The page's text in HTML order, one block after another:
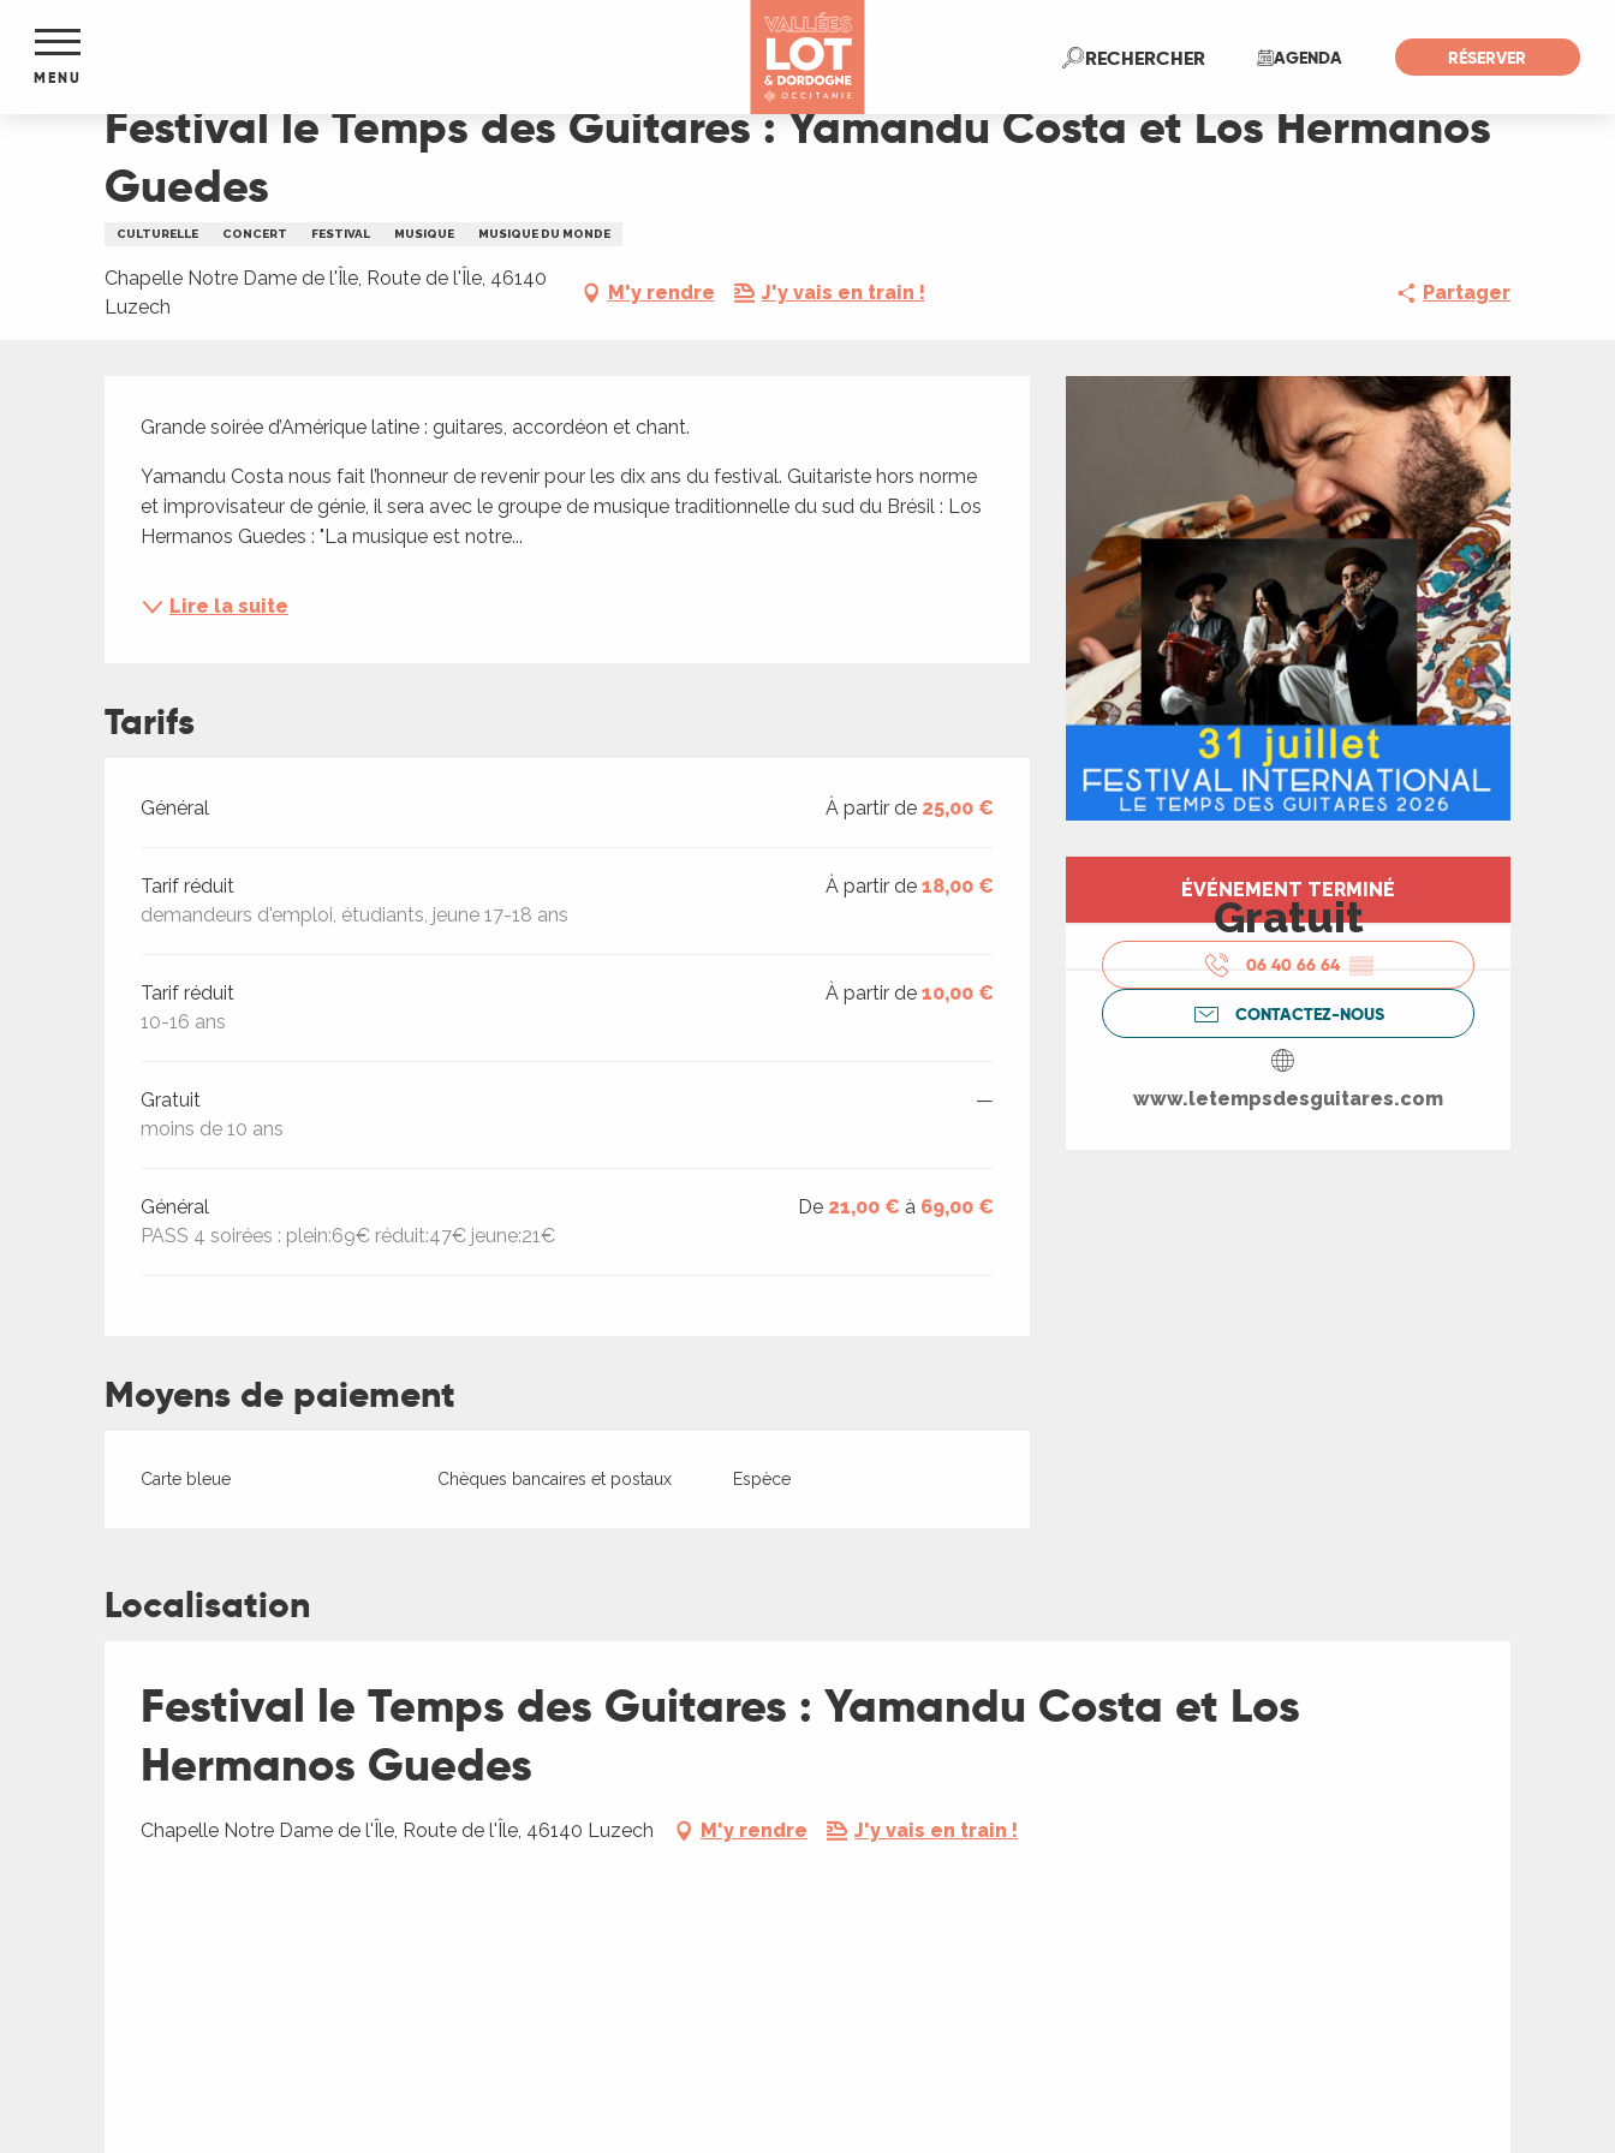
contenu
AGENDA RÉSERVER
RECHERCHERRecherche
MENU
Festival le Temps des Guitares : Yamandu Costa et Los Hermanos Guedes
Festival le Temps des Guitares : Yamandu Costa et Los Hermanos
Guedes
CULTURELLE CONCERT FESTIVAL MUSIQUE MUSIQUE DU MONDE
Chapelle Notre Dame de l'Île, Route de l'Île, 46140
Luzech
M'y rendre J'y vais en train ! Partager
Ouverture et
ÉVÉNEMENT TERMINÉ
Gratuit
06 40 66 64 ▒▒
CONTACTEZ-NOUS
www.letempsdesguitares.com
Description
Grande soirée d’Amérique latine : guitares, accordéon et chant.
Yamandu Costa nous fait l’honneur de revenir pour les dix ans du festival. Guitariste hors norme
et improvisateur de génie, il sera avec le groupe de musique traditionnelle du sud du Brésil : Los
Hermanos Guedes : "La musique est notre...
Lire la suite
Tarifs
Tarifs 2026
Général À partir de 25,00 €
Tarif réduit
demandeurs d'emploi, étudiants, jeune 17-18 ans
À partir de18,00 €
Tarif réduit
10-16 ans
À partir de10,00 €
Gratuit
moins de 10 ans
—
Général
PASS 4 soirées : plein:69€ réduit:47€ jeune:21€
De 21,00 € à 69,00 €
Moyens de paiement
Carte bleue Chèques bancaires et postaux Espèce
Localisation
Festival le Temps des Guitares : Yamandu Costa et Los
Hermanos Guedes
Chapelle Notre Dame de l'Île, Route de l'Île, 46140 Luzech M'y rendre J'y vais en train !